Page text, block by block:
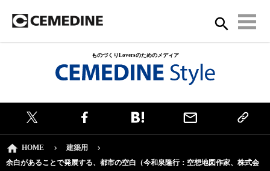
ものづくりLoversのためのメディア
HOME
建築用
余白があることで発展する、都市の空白（今和泉隆行：空想地図作家、株式会